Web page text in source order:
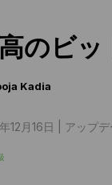
のビッ
Kadia
12月16日 | アップ